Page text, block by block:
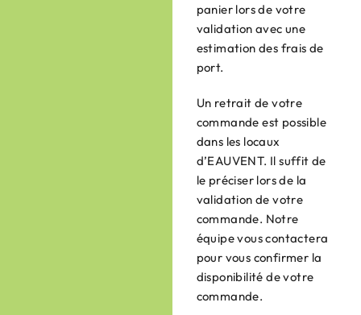
panier lors de votre
validation avec une
estimation des frais de
port.
Un retrait de votre
commande est possible
dans les locaux
d’EAUVENT. Il suffit de
le préciser lors de la
validation de votre
commande. Notre
équipe vous contactera
pour vous confirmer la
disponibilité de votre
commande.